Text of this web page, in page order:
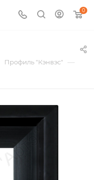
0
Профиль "Кэнвэс" —